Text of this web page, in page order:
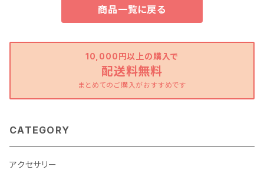
商品一覧に戻る
10,000円以上の購入で
配送料無料
まとめてのご購入がおすすめです
CATEGORY
アクセサリー